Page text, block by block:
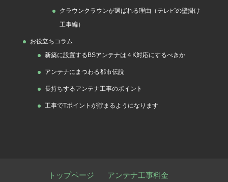
クラウンクラウンが選ばれる理由（テレビの壁掛け
工事編）
お役立ちコラム
新築に設置するBSアンテナは４K対応にするべきか
アンテナにまつわる都市伝説
長持ちするアンテナ工事のポイント
工事でTポイントが貯まるようになります
トップページ アンテナ工事料金